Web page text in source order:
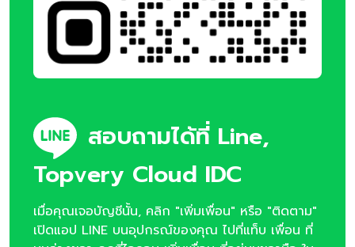
สอบถามได้ที่ Line,
Topvery Cloud IDC
เมื่อคุณเจอบัญชีนั้น, คลิก "เพิ่มเพื่อน" หรือ "ติดตาม"
เปิดแอป LINE บนอุปกรณ์ของคุณ ไปที่แท็บ เพื่อน ที่